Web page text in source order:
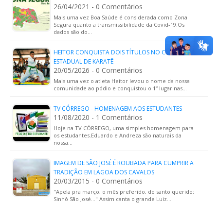
26/04/2021 - 0 Comentários
Mais uma vez Boa Saúde é considerada como Zona
Segura quanto a transmissibilidade da Covid-19.Os
dados são do…
HEITOR CONQUISTA DOIS TÍTULOS NO CIRCUITO
ESTADUAL DE KARATÊ
20/05/2026 - 0 Comentários
Mais uma vez o atleta Heitor levou o nome da nossa
comunidade ao pódio e conquistou o 1º lugar nas…
TV CÓRREGO - HOMENAGEM AOS ESTUDANTES
11/08/2020 - 1 Comentários
Hoje na TV CÓRREGO, uma simples homenagem para
os estudantes.Eduardo e Andreza são naturais da
nossa…
IMAGEM DE SÃO JOSÉ É ROUBADA PARA CUMPRIR A
TRADIÇÃO EM LAGOA DOS CAVALOS
20/03/2015 - 0 Comentários
"Apela pra março, o mês preferido, do santo querido:
Sinhô São José..." Assim canta o grande Luiz…